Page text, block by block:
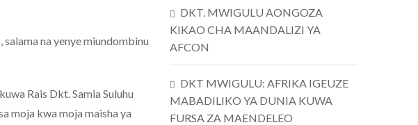
na yenye miundombinu
Rais Dkt. Samia Suluhu
moja kwa moja maisha ya
DKT. MWIGULU AONGOZA
KIKAO CHA MAANDALIZI YA
AFCON
DKT MWIGULU: AFRIKA IGEUZE
MABADILIKO YA DUNIA KUWA
FURSA ZA MAENDELEO